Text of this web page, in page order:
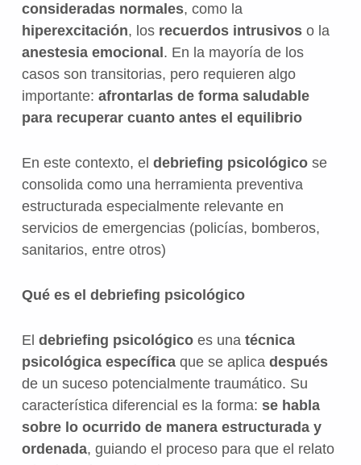
consideradas normales, como la
hiperexcitación, los recuerdos intrusivoso la
anestesia emocional . En la mayoría de los
casos son transitorias, pero requieren algo
importante: afrontarlas de forma saludable
para recuperar cuanto antes el equilibrio
En este contexto, el debriefing psicológicose
consolida como una herramienta preventiva
estructurada especialmente relevante en
servicios de emergencias (policías, bomberos,
sanitarios, entre otros)
Qué es el debriefing psicológico
El debriefing psicológicoes una técnica
psicológica específicaque se aplica después
de un suceso potencialmente traumático. Su
característica diferencial es la forma: se habla
sobre lo ocurrido de manera estructurada y
ordenada, guiando el proceso para que el relato